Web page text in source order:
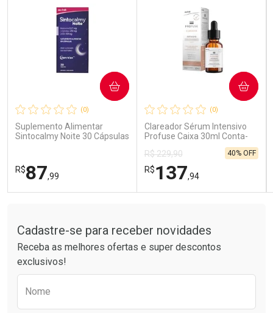
Comprar sem Desconto
Por R$ 41,99/cada
Comprar sem Desconto
Por R$ 41,99/cada
Comprar sem Desconto
Por R$ 14,39/cada
Comprar sem Desconto
Por R$ 14,39/cada
(0)
Suplemento Alimentar
Sintocalmy Noite 30 Cápsulas
R$87,99
COMPRAR
Laboratório
Por Menos
(0)
Clareador Sérum Intensivo
Profuse Caixa 30ml Conta-
R$ 229,90
R$137,94
40% OFF
COMPRAR
Laboratório
Por Menos
Cadastre-se para receber novidades
Receba as melhores ofertas e super descontos
exclusivos!
Nome